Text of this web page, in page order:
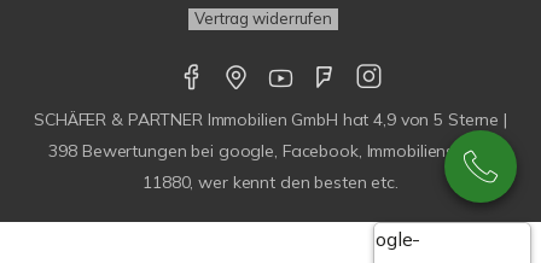
Vertrag widerrufen
SCHÄFER & PARTNER Immobilien GmbH hat4,9von5 Sterne |
398 Bewertungen bei google, Facebook, Immobilienscout,
11880, wer kennt den besten etc.
Google-